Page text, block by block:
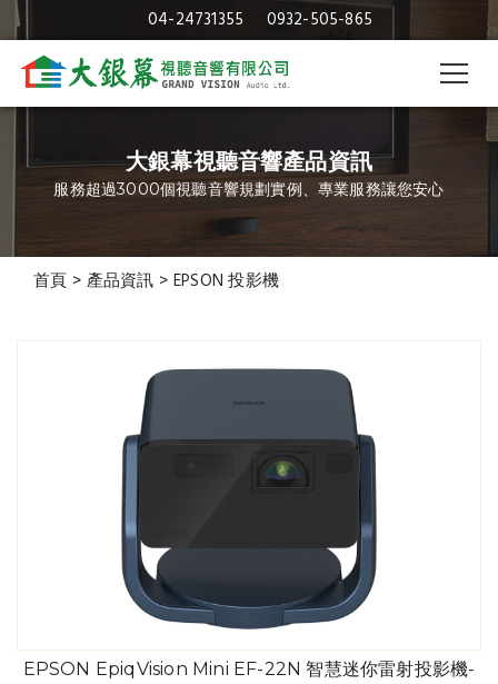
04-24731355 0932-505-865
大銀幕視聽音響產品資訊
服務超過3000個視聽音響規劃實例、專業服務讓您安心
首頁 > 產品資訊 > EPSON 投影機
EPSON EpiqVision Mini EF-22N 智慧迷你雷射投影機-